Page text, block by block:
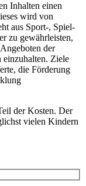
Inhalten einen
wird von
aus Sport-, Spiel-
zu gewährleisten,
der
einzuhalten. Ziele
die Förderung
der Kosten. Der
vielen Kindern